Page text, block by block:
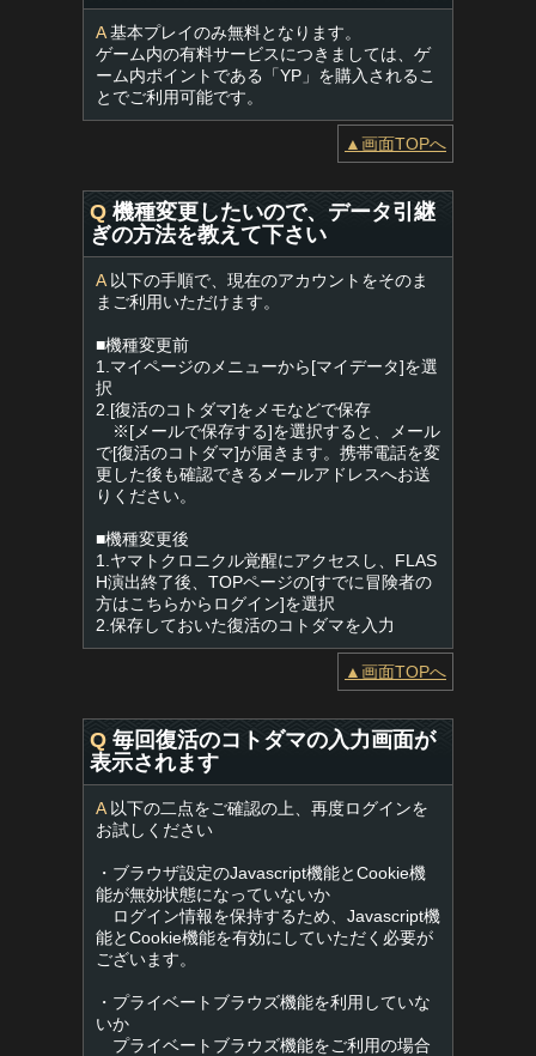
A基本プレイのみ無料となります。
ゲーム内の有料サービスにつきましては、ゲ
ーム内ポイントである「YP」を購入されるこ
とでご利用可能です。
▲画面TOPへ
Q 機種変更したいので、データ引継
ぎの方法を教えて下さい
A以下の手順で、現在のアカウントをそのま
まご利用いただけます。
■機種変更前
1.マイページのメニューから[マイデータ]を選
択
2.[復活のコトダマ]をメモなどで保存
※[メールで保存する]を選択すると、メール
で[復活のコトダマ]が届きます。携帯電話を変
更した後も確認できるメールアドレスへお送
りください。
■機種変更後
1.ヤマトクロニクル覚醒にアクセスし、FLAS
H演出終了後、TOPページの[すでに冒険者の
方はこちらからログイン]を選択
2.保存しておいた復活のコトダマを入力
▲画面TOPへ
Q 毎回復活のコトダマの入力画面が
表示されます
A以下の二点をご確認の上、再度ログインを
お試しください
・ブラウザ設定のJavascript機能とCookie機
能が無効状態になっていないか
ログイン情報を保持するため、Javascript機
能とCookie機能を有効にしていただく必要が
ございます。
・プライベートブラウズ機能を利用していな
いか
プライベートブラウズ機能をご利用の場合